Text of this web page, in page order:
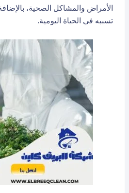
الأمراض والمشاكل الصحية،
تسببه في الحياة اليومية.